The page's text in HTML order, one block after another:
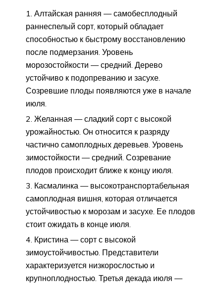
Алтайская ранняя — самобесплодный
раннеспелый сорт, который обладает
способностью к быстрому восстановлению
после подмерзания. Уровень
морозостойкости — средний. Дерево
устойчиво к подопреванию и засухе.
Созревшие плоды появляются уже в начале
июля.
Желанная — сладкий сорт с высокой
урожайностью. Он относится к разряду
частично самоплодных деревьев. Уровень
зимостойкости — средний. Созревание
плодов происходит ближе к концу июля.
Касмалинка — высокотранспортабельная
самоплодная вишня, которая отличается
устойчивостью к морозам и засухе. Ее плодов
стоит ожидать в конце июля.
Кристина — сорт с высокой
зимоустойчивостью. Представители
характеризуется низкорослостью и
крупноплодностью. Третья декада июля —